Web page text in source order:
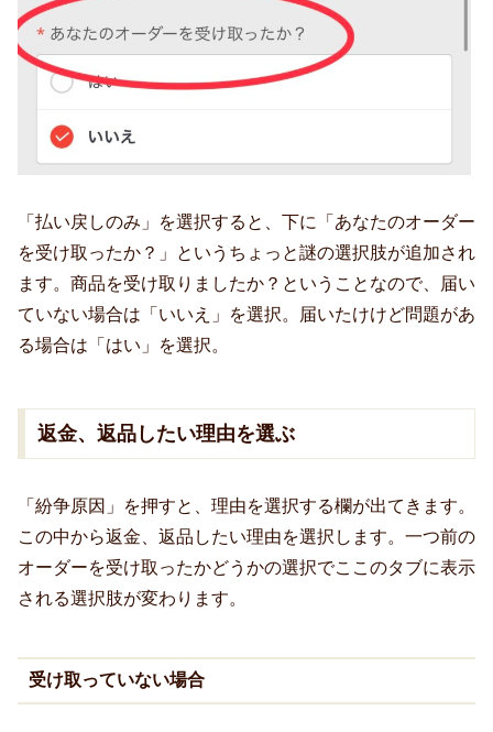
「払い戻しのみ」を選択すると、下に「あなたのオーダー
を受け取ったか？」というちょっと謎の選択肢が追加され
ます。商品を受け取りましたか？ということなので、届い
ていない場合は「いいえ」を選択。届いたけけど問題があ
る場合は「はい」を選択。
返金、返品したい理由を選ぶ
「紛争原因」を押すと、理由を選択する欄が出てきます。
この中から返金、返品したい理由を選択します。一つ前の
オーダーを受け取ったかどうかの選択でここのタブに表示
される選択肢が変わります。
受け取っていない場合